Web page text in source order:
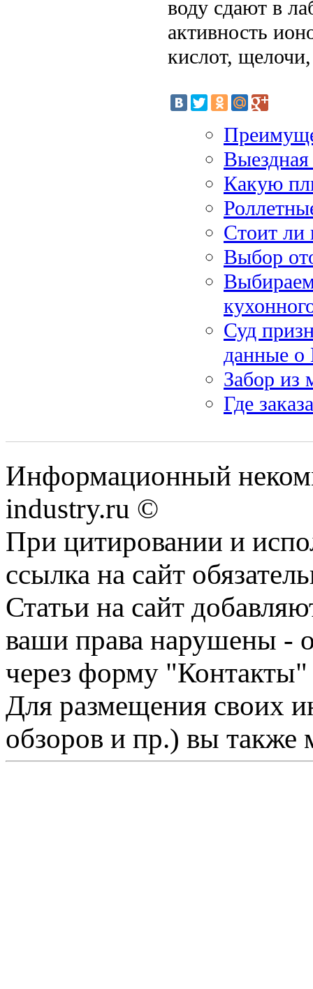
воду сдают в
активность
кислот,
Какую
Стоит ли
Выбор
Суд
данные о
Забор из
Где
Информационный
industry.ru ©
При цитировании и
ссылка на сайт
Статьи на сайт
ваши права нарушены -
через форму "Контакты"
Для размещения своих
обзоров и пр.) вы также